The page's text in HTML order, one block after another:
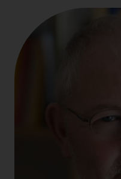
Forschung
Transfer